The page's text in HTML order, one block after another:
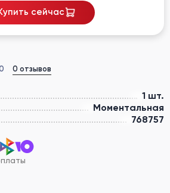
0 отзывов
1 шт.
Моментальная
768757
сейчас